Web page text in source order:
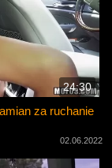
24:30
za ruchanie
02.06.2022